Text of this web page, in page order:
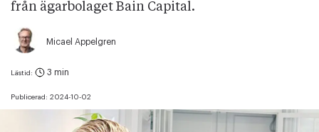
från ägarbolaget Bain Capital.
Micael Appelgren
Publicerad: 2024-10-02
Lästid: 3 min